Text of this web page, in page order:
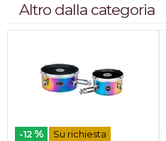
Altro dalla categoria
-12 % Su richiesta